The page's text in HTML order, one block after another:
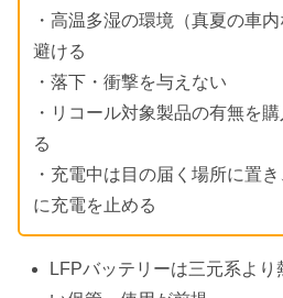
・高温多湿の環境（真夏の車
避ける
・落下・衝撃を与えない
・リコール対象製品の有無を
る
・充電中は目の届く場所に置
に充電を止める
LFPバッテリーは三元系よ